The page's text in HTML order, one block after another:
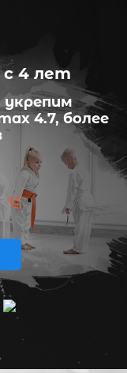
4 лет
4.7, более